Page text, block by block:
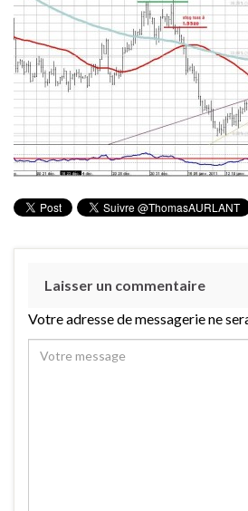
Laisser un commentaire
Votre adresse de messagerie ne